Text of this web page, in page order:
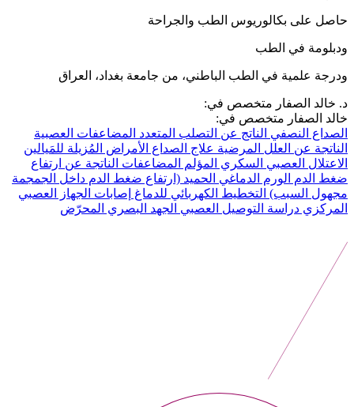
حاصل على بكالوريوس الطب والجراحة
ودبلومة في الطب
ودرجة علمية في الطب الباطني، من جامعة بغداد، العراق
د. خالد الصفار متخصص في:
خالد الصفار متخصص في:
الصداع النصفي الناتج عن التصلب المتعدد المضاعفات العصبية
الناتجة عن العلل المرضية علاج الصداع الأمراض المُزيلة للمَيالين
الاعتلال العصبي السكري المؤلم
المضاعفات الناتجة عن ارتفاع
ضغط الدم الورم الدماغي الحميد (ارتفاع ضغط الدم داخل الجمجمة
مجهول السبب) التخطيط الكهربائي للدماغ إصابات الجهاز العصبي
المركزي دراسة التوصيل العصبي الجهد البصري المحرّض